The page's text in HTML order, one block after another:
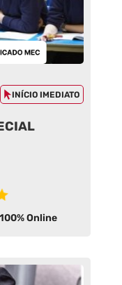
INÍCIO IMEDIATO
Online